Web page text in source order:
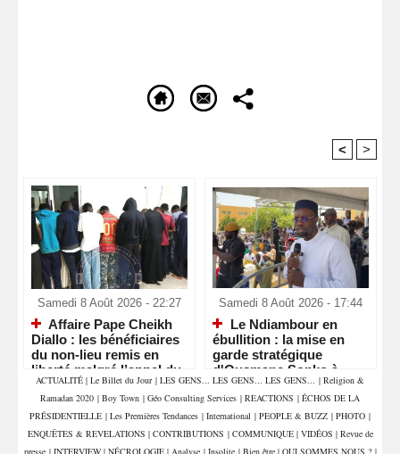
< >
Samedi 8 Août 2026 - 22:27
Affaire Pape Cheikh
Diallo : les bénéficiaires
du non-lieu remis en
liberté malgré l’appel du
parquet
Samedi 8 Août 2026 - 17:44
Le Ndiambour en
ébullition : la mise en
garde stratégique
d'Ousmane Sonko à
Louga
ACTUALITÉ | Le Billet du Jour | LES GENS... LES GENS... LES GENS... | Religion &
Ramadan 2020 | Boy Town | Géo Consulting Services | REACTIONS | ÉCHOS DE LA
PRÉSIDENTIELLE | Les Premières Tendances | International | PEOPLE & BUZZ | PHOTO |
ENQUÊTES & REVELATIONS | CONTRIBUTIONS | COMMUNIQUE | VIDÉOS | Revue de
presse | INTERVIEW | NÉCROLOGIE | Analyse | Insolite | Bien être | QUI SOMMES NOUS ? |